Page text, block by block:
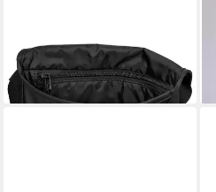
67,99 € UVP79,00 €
-14%
lieferbar - in 2-3 Werktagen bei dir